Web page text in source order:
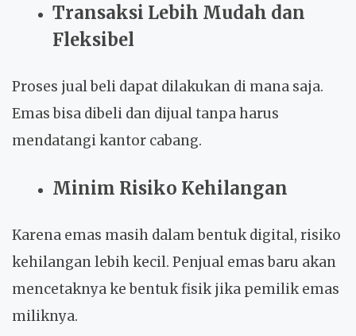
Transaksi Lebih Mudah dan
Fleksibel
Proses jual beli dapat dilakukan di mana saja.
Emas bisa dibeli dan dijual tanpa harus
mendatangi kantor cabang.
Minim Risiko Kehilangan
Karena emas masih dalam bentuk digital, risiko
kehilangan lebih kecil. Penjual emas baru akan
mencetaknya ke bentuk fisik jika pemilik emas
miliknya.